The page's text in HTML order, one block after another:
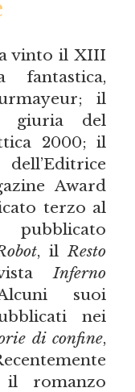
vinto il XIII
il
giuria del
2000; il
Award
terzo al
, il Resto
Inferno
suoi
nei
di confine,
romanzo